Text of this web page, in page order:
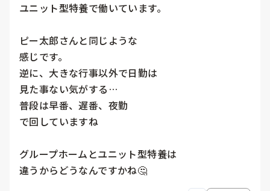
ユニット型特養で働いています。
ピー太郎さんと同じような
感じです。
逆に、大きな行事以外で日勤は
見た事ない気がする…
普段は早番、遅番、夜勤
で回していますね
グループホームとユニット型特養は
違うからどうなんですかね🤔